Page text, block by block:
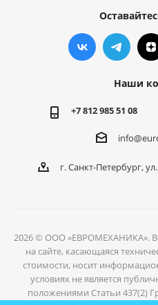
Наши
+7 812 985 51 08
г. Санкт-Петербург,
2026 © ООО «ЕВРОМЕХАНИКА».
на сайте, касающаяся
стоимости, носит
условиях не является
положениями Статьи 437(2)